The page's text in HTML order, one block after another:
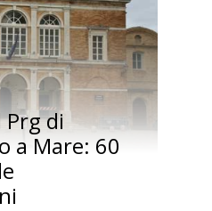
Prg di
a Mare: 60